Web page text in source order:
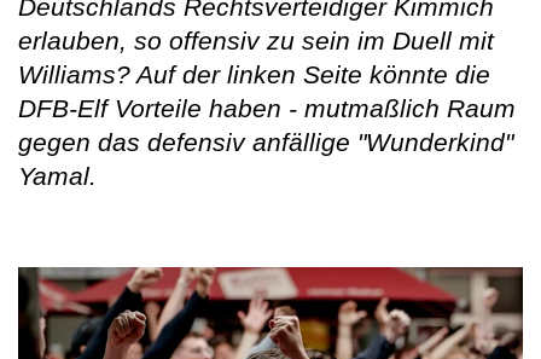
Deutschlands Rechtsverteidiger Kimmich
erlauben, so offensiv zu sein im Duell mit
Williams? Auf der linken Seite könnte die
DFB-Elf Vorteile haben - mutmaßlich Raum
gegen das defensiv anfällige "Wunderkind"
Yamal.